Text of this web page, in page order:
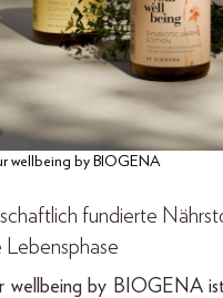
wellbeing by BIOGENA
fundierte
Lebensphase
wellbeing by BIOGENA